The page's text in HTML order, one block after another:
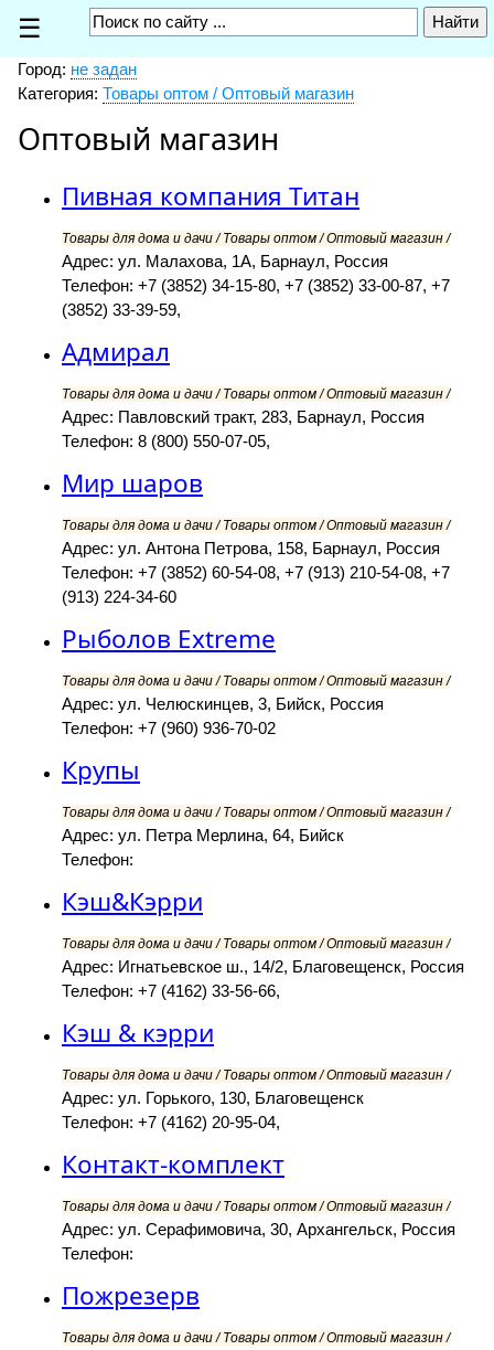
☰
Город: не задан
Категория: Товары оптом / Оптовый магазин
Оптовый магазин
Пивная компания Титан
Товары для дома и дачи / Товары оптом / Оптовый магазин /
Адрес: ул. Малахова, 1А, Барнаул, Россия
Телефон: +7 (3852) 34-15-80, +7 (3852) 33-00-87, +7
(3852) 33-39-59,
Адмирал
Товары для дома и дачи / Товары оптом / Оптовый магазин /
Адрес: Павловский тракт, 283, Барнаул, Россия
Телефон: 8 (800) 550-07-05,
Мир шаров
Товары для дома и дачи / Товары оптом / Оптовый магазин /
Адрес: ул. Антона Петрова, 158, Барнаул, Россия
Телефон: +7 (3852) 60-54-08, +7 (913) 210-54-08, +7
(913) 224-34-60
Рыболов Extreme
Товары для дома и дачи / Товары оптом / Оптовый магазин /
Адрес: ул. Челюскинцев, 3, Бийск, Россия
Телефон: +7 (960) 936-70-02
Крупы
Товары для дома и дачи / Товары оптом / Оптовый магазин /
Адрес: ул. Петра Мерлина, 64, Бийск
Телефон:
Кэш&Кэрри
Товары для дома и дачи / Товары оптом / Оптовый магазин /
Адрес: Игнатьевское ш., 14/2, Благовещенск, Россия
Телефон: +7 (4162) 33-56-66,
Кэш & кэрри
Товары для дома и дачи / Товары оптом / Оптовый магазин /
Адрес: ул. Горького, 130, Благовещенск
Телефон: +7 (4162) 20-95-04,
Контакт-комплект
Товары для дома и дачи / Товары оптом / Оптовый магазин /
Адрес: ул. Серафимовича, 30, Архангельск, Россия
Телефон:
Пожрезерв
Товары для дома и дачи / Товары оптом / Оптовый магазин /